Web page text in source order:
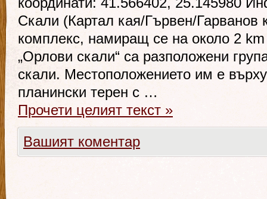
Скали (Картал кая/Гървен/Гарванов
комплекс, намиращ се на около 2
„Орлови скали“ са разположени
скали. Местоположението им е
планински терен с …
Прочети целият текст »
Вашият коментар